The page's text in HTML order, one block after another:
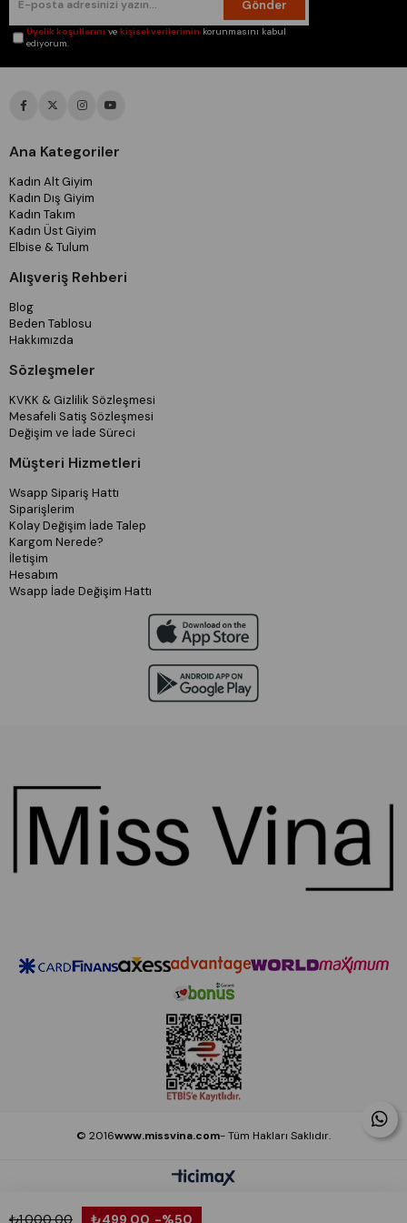
38/M Beden Göğüs: 90/97 Bel:74/81 Basen:98/105
40/L Beden Göğüs: 97/104 Bel:81/88 Basen:105/112
42/XL Beden Göğüs: 104/114 Bel:88/98 Basen:112/120
44/XXL Beden Göğüs: 114/124 Bel:98/108 Basen:120/128
Gönder
Üyelik koşullarını vekişisel verilerimin korunmasını kabul
ediyorum.
Ana Kategoriler
Kadın Alt Giyim
Kadın Dış Giyim
Kadın Takım
Kadın Üst Giyim
Elbise & Tulum
Alışveriş Rehberi
Blog
Beden Tablosu
Hakkımızda
Sözleşmeler
KVKK & Gizlilik Sözleşmesi
Mesafeli Satiş Sözleşmesi
Değişim ve İade Süreci
Müşteri Hizmetleri
Wsapp Sipariş Hattı
Siparişlerim
Kolay Değişim İade Talep
Kargom Nerede?
İletişim
Hesabım
Wsapp İade Değişim Hattı
© 2016www.missvina.com- Tüm Hakları Saklıdır.
₺1.000,00 ₺499,00 %50